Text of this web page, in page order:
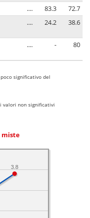
.... 83.3
72.7
.... 24.2 38.6
.... - 80
significativo del
valori non significativi
miste
3.8